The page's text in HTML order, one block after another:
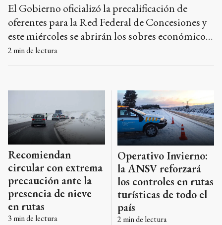
El Gobierno oficializó la precalificación de
oferentes para la Red Federal de Concesiones y
este miércoles se abrirán los sobres económicos
para los ocho tramos en competencia.
2 min de lectura
Recomiendan
circular con extrema
precaución ante la
presencia de nieve
en rutas
3 min de lectura
Operativo Invierno:
la ANSV reforzará
los controles en rutas
turísticas de todo el
país
2 min de lectura